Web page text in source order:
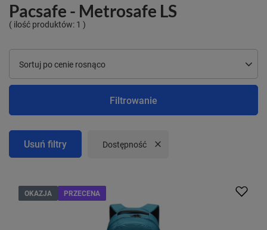
Pacsafe - Metrosafe LS
( ilość produktów: 1 )
Zmień sortowanie
Sortuj po cenie rosnąco
Filtrowanie
Usuń filtry Usuń filtr
Dostępność
OKAZJA PRZECENA